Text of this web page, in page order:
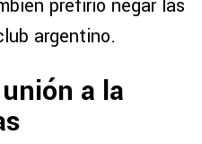
prefirió negar las
argentino.
a la